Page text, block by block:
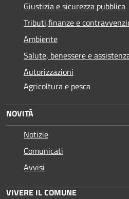
Giustizia e sicurezza pubblica
Tributi,finanze e
Ambiente
Salute, benessere e
Autorizzazioni
Agricoltura e pesca
NOVITÀ
Notizie
Comunicati
Avvisi
VIVERE IL COMUNE